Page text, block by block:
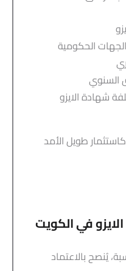
الحكومية
السنوي
شهادة الايزو
طويل الأمد
في الكويت
يُنصح بالاعتماد